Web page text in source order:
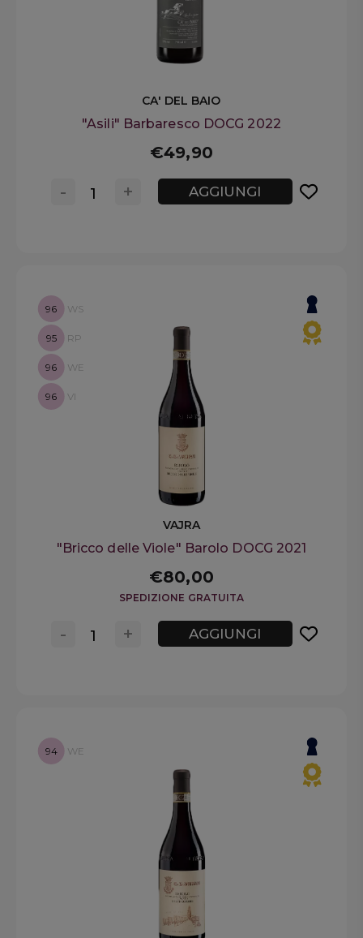
CA' DEL BAIO
"Asili" Barbaresco DOCG 2022
€49,90
+
- AGGIUNGI
96 WS
95 RP
96 WE
96 VI
VAJRA
"Bricco delle Viole" Barolo DOCG 2021
€80,00
SPEDIZIONE GRATUITA
+
- AGGIUNGI
94 WE